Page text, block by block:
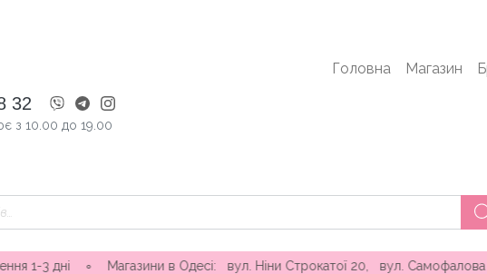
32
з 10.00 до 19.00
Головна Магазин
∘ Магазини в Одесі: вул. Ніни Строкатої 20, вул. Самофалова (